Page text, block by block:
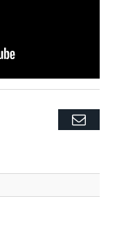
Twitter
Facebook
Google+
Pinterest
LinkedIn
Tumblr